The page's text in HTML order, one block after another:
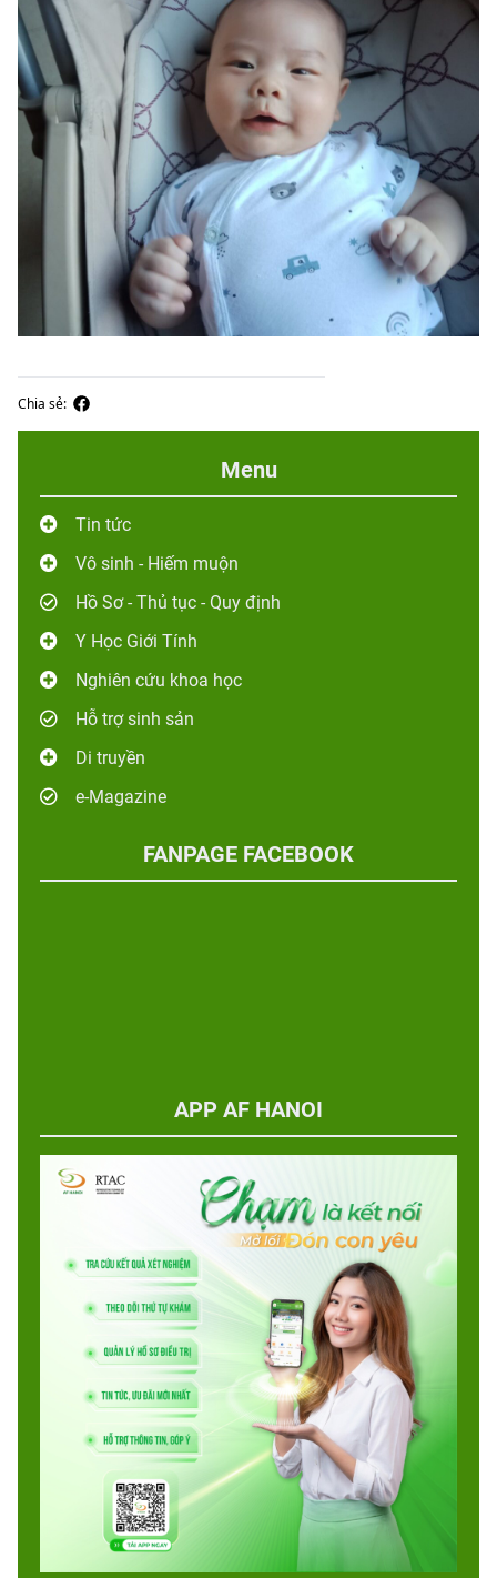
Chia sẻ:
Menu
Tin tức
Vô sinh - Hiếm muộn
Hồ Sơ - Thủ tục - Quy định
Y Học Giới Tính
Nghiên cứu khoa học
Hỗ trợ sinh sản
Di truyền
e-Magazine
FANPAGE FACEBOOK
APP AF HANOI